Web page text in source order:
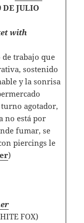
DE JULIO
with
de trabajo que
sostenido
y la sonrisa
agotador,
no está por
fumar, se
piercings le
)
FOX)